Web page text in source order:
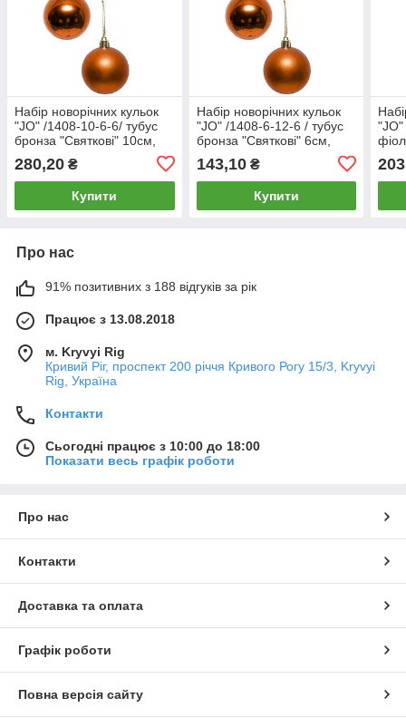
Набір новорічних кульок
"JO" /1408-10-6-6/ тубус
бронза "Святкові" 10см,
280,20 ₴
Купити
Набір новорічних кульок
"JO" /1408-6-12-6 / тубус
бронза "Святкові" 6см,
143,10₴
Купити
"JO"
Про нас
91% позитивних з 188 відгуків за рік
Працює з 13.08.2018
м. Kryvyi Rig
Кривий Ріг, проспект 200 річчя Кривого Рогу 15/3, Kryvyi
Rig, Україна
Контакти
Сьогодні працює з 10:00 до 18:00
Показати весь графік роботи
Про нас
Контакти
Доставка та оплата
Графік роботи
Повна версія сайту